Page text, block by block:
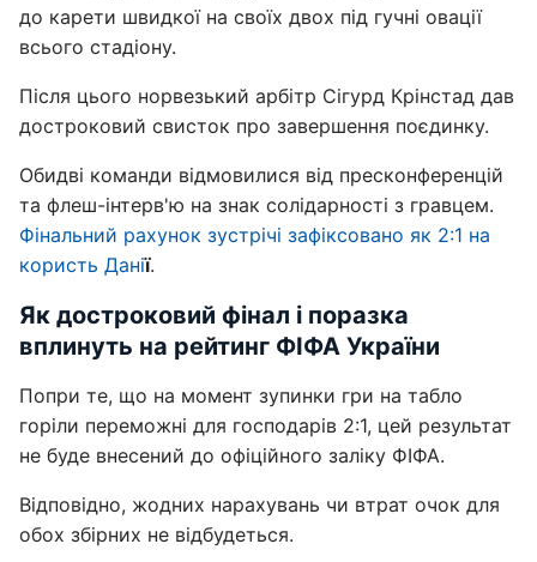
до карети швидкої на своїх двох під гучні овації
всього стадіону.
Після цього норвезький арбітр Сігурд Крінстад дав
достроковий свисток про завершення поєдинку.
Обидві команди відмовилися від пресконференцій
та флеш-інтерв'ю на знак солідарності з гравцем.
Фінальний рахунок зустрічі зафіксовано як 2:1 на
користь Данії.
Як достроковий фінал і поразка
вплинуть на рейтинг ФІФА України
Попри те, що на момент зупинки гри на табло
горіли переможні для господарів 2:1, цей результат
не буде внесений до офіційного заліку ФІФА.
Відповідно, жодних нарахувань чи втрат очок для
обох збірних не відбудеться.